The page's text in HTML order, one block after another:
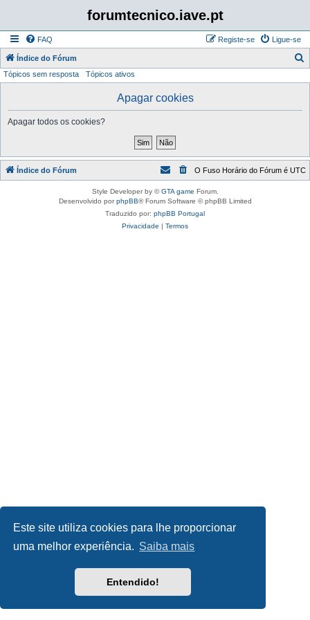
Este site utiliza cookies para lhe proporcionar
uma melhor experiência. Saiba mais
Entendido!
forumtecnico.iave.pt
FAQ Ligue-se
Registe-se
Índice do Fórum
s
a
Tópicos sem resposta Tópicos ativos
Apagar cookies
Apagar todos os cookies?
Índice do Fórum O Fuso Horário do Fórum é UTC
Style Developer by ©GTA game Forum.
Desenvolvido porphpBB® Forum Software © phpBB Limited
Traduzido por: phpBB Portugal
Privacidade | Termos